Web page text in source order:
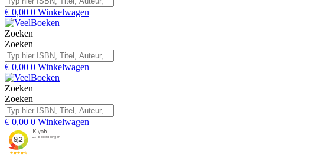
€ 0,00 0 Winkelwagen
Zoeken
Zoeken
€ 0,00 0 Winkelwagen
Zoeken
Zoeken
€ 0,00 0 Winkelwagen